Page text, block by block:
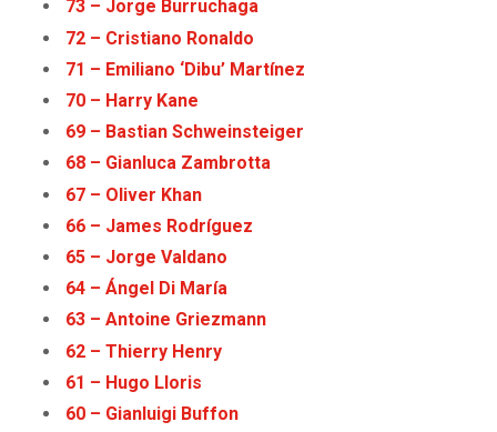
73 – Jorge Burruchaga
72 – Cristiano Ronaldo
71 – Emiliano ‘Dibu’ Martínez
70 – Harry Kane
69 – Bastian Schweinsteiger
68 – Gianluca Zambrotta
67 – Oliver Khan
66 – James Rodríguez
65 – Jorge Valdano
64 – Ángel Di María
63 – Antoine Griezmann
62 – Thierry Henry
61 – Hugo Lloris
60 – Gianluigi Buffon